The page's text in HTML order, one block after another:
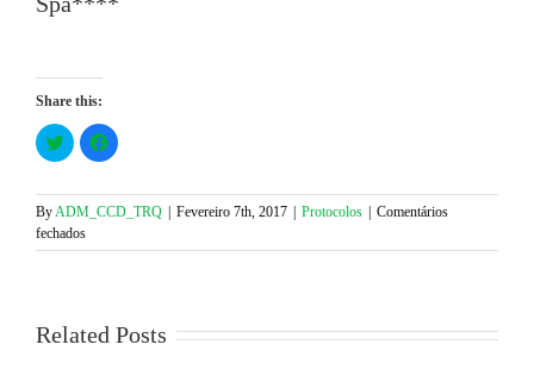
Share this:
Click
to
share
Twitter
(Opens
in
new
window)
Click
to
Facebook
(Opens
window)
ByADM_CCD_TRQ Fevereiro 7th, 2017 Protocolos
Comentários
fechadosem
Programa
Sesimbra
Related Posts